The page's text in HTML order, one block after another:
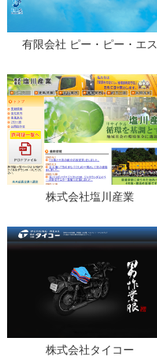
有限会社 ピー・ピー・エス
株式会社塩川産業
株式会社タイコー